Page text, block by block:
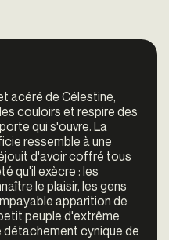
acéré de Célestine,
couloirs et respire des
qui s'ouvre. La
ressemble à une
d'avoir coffré tous
qu'il exècre : les
le plaisir, les gens
apparition de
peuple d'extrême
détachement cynique de